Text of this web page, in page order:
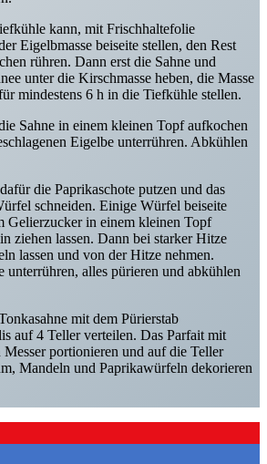
kann, mit Frischhaltefolie
Eigelbmasse beiseite stellen, den Rest
rühren. Dann erst die Sahne und
unter die Kirschmasse heben, die Masse
mindestens 6 h in die Tiefkühle stellen.
Sahne in einem kleinen Topf aufkochen
Eigelbe unterrühren. Abkühlen
die Paprikaschote putzen und das
schneiden. Einige Würfel beiseite
Gelierzucker in einem kleinen Topf
ziehen lassen. Dann bei starker Hitze
lassen und von der Hitze nehmen.
unterrühren, alles pürieren und abkühlen
mit dem Pürierstab
auf 4 Teller verteilen. Das Parfait mit
Messer portionieren und auf die Teller
Mandeln und Paprikawürfeln dekorieren